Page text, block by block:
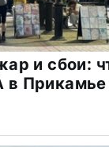
и сбои:
Прикамье